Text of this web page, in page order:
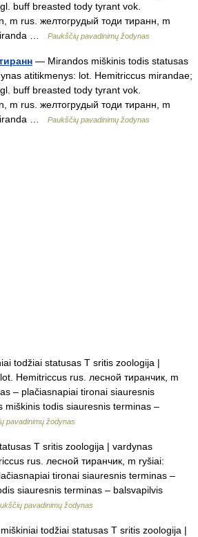
buff breasted tody tyrant vok.
m rus. желтогрудый тоди тиранн, m
…
Paukščių pavadinimų žodynas
— Mirandos miškinis todis statusas
atitikmenys: lot. Hemitriccus mirandae;
buff breasted tody tyrant vok.
m rus. желтогрудый тоди тиранн, m
…
Paukščių pavadinimų žodynas
todžiai statusas T sritis zoologija |
Hemitriccus rus. лесной тиранчик, m
– plačiasnapiai tironai siauresnis
miškinis todis siauresnis terminas –
pavadinimų žodynas
T sritis zoologija | vardynas
rus. лесной тиранчик, m ryšiai:
tironai siauresnis terminas –
siauresnis terminas – balsvapilvis
pavadinimų žodynas
todžiai statusas T sritis zoologija |